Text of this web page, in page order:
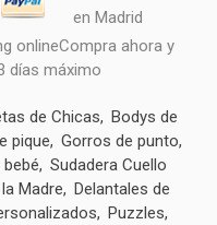
onlineCompra ahora y
días máximo
de Chicas
Bodys de
pique
Gorros de punto
Sudadera Cuello
Madre
Delantales de
Puzzles